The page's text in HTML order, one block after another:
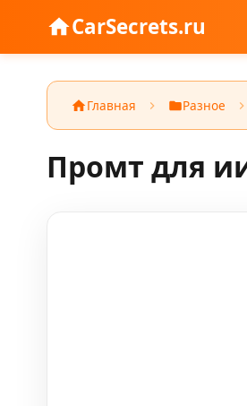
CarSecrets.ru
Главная Разное
Промт для